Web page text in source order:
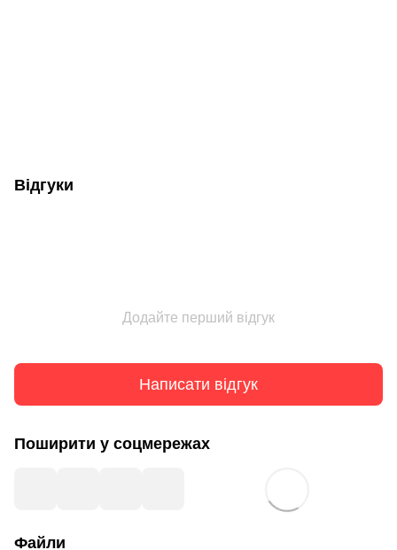
Відгуки
Додайте перший відгук
Написати відгук
Поширити у соцмережах
Файли